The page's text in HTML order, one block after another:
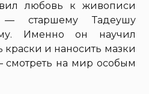
любовь к живописи
старшему Тадеушу
Именно он научил
и наносить мазки
смотреть на мир особым